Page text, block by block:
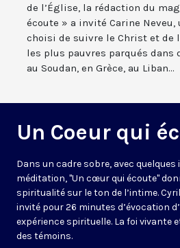
de l’Église, la rédaction du
écoute » a invité Carine
choisi de suivre le Christ et de
les plus pauvres parqués dans
au Soudan, en Grèce, au Liban...
Un Coeur qui
Dans un cadre sobre, avec
méditation, "Un cœur qui écoute"
spiritualité sur le ton de l’intime.
invité pour 26 minutes d’évocation
expérience spirituelle. La foi vivante
des témoins.